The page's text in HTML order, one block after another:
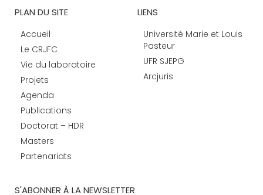
PLAN DU SITE
Accueil
Le CRJFC
Vie du laboratoire
Projets
Agenda
Publications
Doctorat – HDR
Masters
Partenariats
LIENS
Université Marie et Louis
Pasteur
UFR SJEPG
Arcjuris
S'ABONNER À LA NEWSLETTER